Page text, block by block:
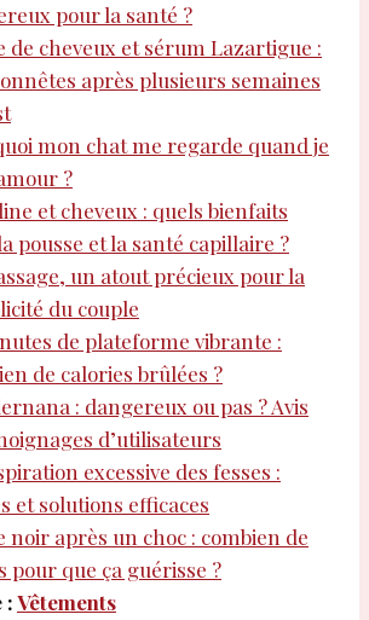
pour la santé ?
de cheveux et sérum Lazartigue :
après plusieurs semaines
mon chat me regarde quand je
?
et cheveux : quels bienfaits
pousse et la santé capillaire ?
un atout précieux pour la
du couple
de plateforme vibrante :
de calories brûlées ?
: dangereux ou pas ? Avis
d’utilisateurs
excessive des fesses :
et solutions efficaces
noir après un choc : combien de
pour que ça guérisse ?
:Vêtements